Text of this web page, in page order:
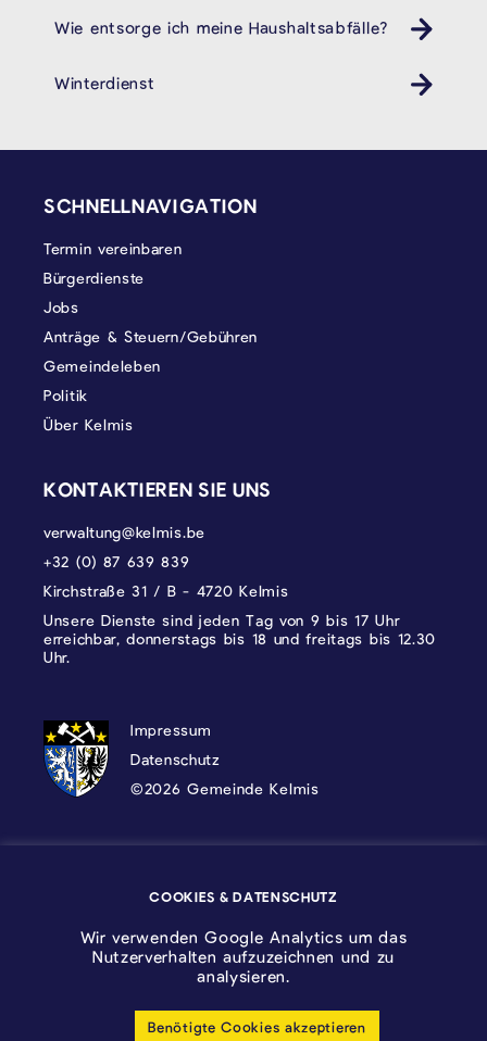
Wie entsorge ich meine Haushaltsabfälle?
Müll
Winterdienst
SCHNELLNAVIGATION
Termin vereinbaren
Bürgerdienste
Jobs
Anträge & Steuern/Gebühren
Gemeindeleben
Politik
Über Kelmis
KONTAKTIEREN SIE UNS
verwaltung@kelmis.be
+32 (0) 87 639 839
Kirchstraße 31 / B - 4720 Kelmis
Unsere Dienste sind jeden Tag von 9 bis 17 Uhr
erreichbar, donnerstags bis 18 und freitags bis 12.30
Uhr.
DATENSCHUTZ, IMPRESSUM UND
Impressum
Datenschutz
©2026 Gemeinde Kelmis
Cookie-Einstellungen anpassen
COOKIES & DATENSCHUTZ
Wir verwenden Google Analytics um das
Nutzerverhalten aufzuzeichnen und zu
analysieren.
Benötigte Cookies akzeptieren